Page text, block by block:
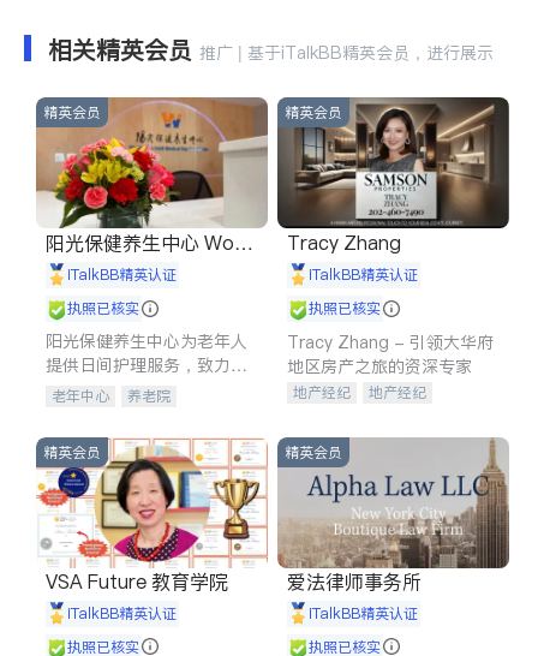
相关精英会员 推广 | 基于iTalkBB精英会员，进行展示
精英会员
阳光保健养生中心 World
shine
iTalkBB精英认证
执照已核实
阳光保健养生中心为老年人
提供日间护理服务，致力于
通过持续的护理创新来有效
老年中心 养老院
精英会员
Tracy Zhang
iTalkBB精英认证
执照已核实
Tracy Zhang - 引领大华府
地区房产之旅的资深专家
地产经纪
地产经纪
商铺租售
精英会员
VSA Future 教育学院
iTalkBB精英认证
执照已核实
精英会员
爱法律师事务所
iTalkBB精英认证
执照已核实